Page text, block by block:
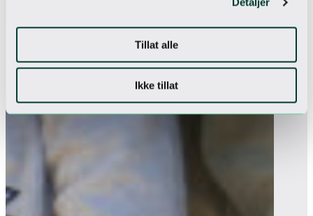
Tillat alle
Ikke tillat